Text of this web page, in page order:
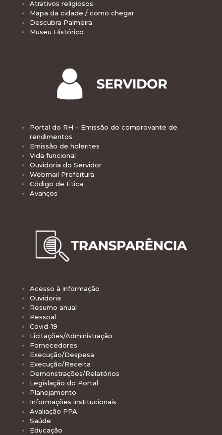
Atrativos religiosos
Mapa da cidade / como chegar
Descubra Palmeira
Museu Histórico
Portal do RH – Emissão do comprovante de
rendimentos
Emissão de holerites
Vida funcional
Ouvidoria do Servidor
Webmail Prefeitura
Código de Ética
Avanços
Acesso à informação
Ouvidoria
Resumo anual
Pessoal
Covid-19
Licitações/Administração
Fornecedores
Execução/Despesa
Execução/Receita
Demonstrações/Relatórios
Legislação do Portal
Planejamento
Informações institucionais
Avaliação PPA
Saúde
Educação